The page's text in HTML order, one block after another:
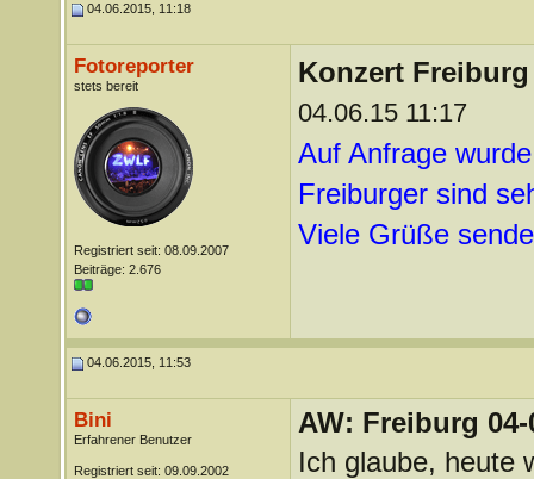
04.06.2015, 11:18
Fotoreporter
stets bereit
Registriert seit: 08.09.2007
Beiträge: 2.676
Konzert Freiburg
04.06.15 11:17
Auf Anfrage
Freiburger sind
Viele Grüße
04.06.2015, 11:53
Bini
Erfahrener Benutzer
Registriert seit: 09.09.2002
AW: Freiburg
Ich glaube, heute